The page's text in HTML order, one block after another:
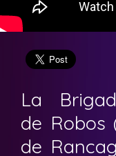
La
de Robos
de